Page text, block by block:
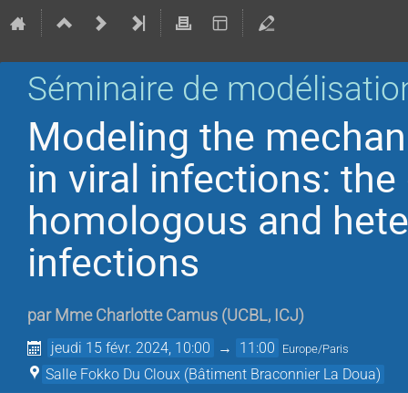
Séminaire de
Modeling the
in viral infections:
homologous and
infections
par Mme Charlotte Camus (UCBL, ICJ)
jeudi 15 févr. 2024, 10:00 → 11:00 Europe/Paris
Salle Fokko Du Cloux (Bâtiment Braconnier La Doua)